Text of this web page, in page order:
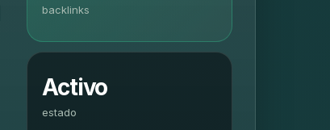
backlinks
Activo
estado